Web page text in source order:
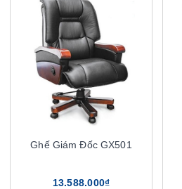
Ghế Giám Đốc GX501
13.588.000₫